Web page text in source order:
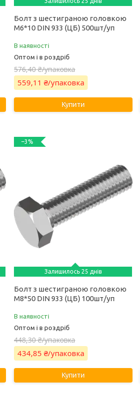
Болт з шестиграною головкою
М6*10 DIN 933 (ЦБ) 500шт/уп
В наявності
Оптом і в роздріб
576,40 ₴/упаковка
559,11 ₴/упаковка
Купити
–3%
Залишилось 25 днів
Болт з шестиграною головкою
М8*50 DIN 933 (ЦБ) 100шт/уп
В наявності
Оптом і в роздріб
448,30 ₴/упаковка
434,85 ₴/упаковка
Купити